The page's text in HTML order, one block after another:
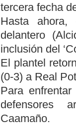
tercera fecha
Hasta
delantero
inclusión del
El plantel
(0-3) a Real
Para
defensores
Caamaño.